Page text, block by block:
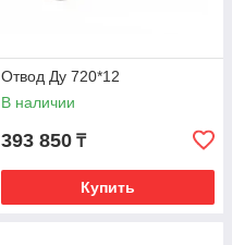
Отвод Ду 720*12
В наличии
393 850 ₸
Купить